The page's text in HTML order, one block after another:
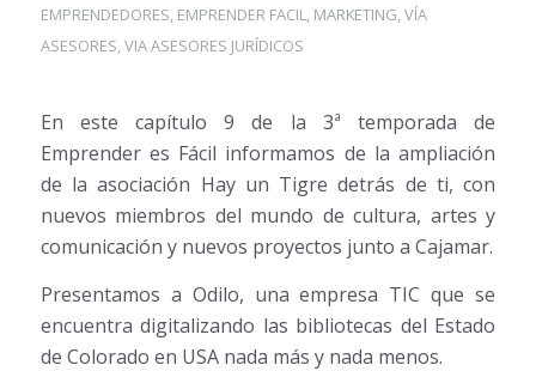
EMPRENDEDORES, EMPRENDER FACIL, MARKETING,VÍA
ASESORES,VIA ASESORES JURÍDICOS
En este capítulo 9 de la 3ª temporada de
Emprender es Fácil informamos de la ampliación
de la asociación Hay un Tigre detrás de ti, con
nuevos miembros del mundo de cultura, artes y
comunicación y nuevos proyectos junto a Cajamar.
Presentamos a Odilo, una empresa TIC que se
encuentra digitalizando las bibliotecas del Estado
de Colorado en USA nada más y nada menos.